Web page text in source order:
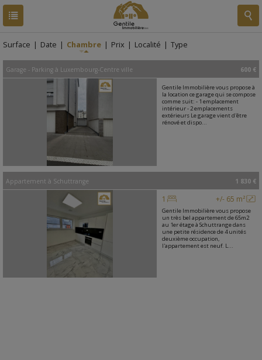
RESULTATS
Surface | Date | Chambre | Prix | Localité | Type
Garage - Parking à Luxembourg-Centre ville 600 €
Gentile Immobilière vous propose à
la location ce garage qui se compose
comme suit: - 1 emplacement
intérieur - 2 emplacements
extérieurs Le garage vient d'être
rénové et dispo...
Appartement à Schuttrange 1 830 €
+/- 65 m²
1
Gentile Immobilière vous propose
un très bel appartement de 65m2
au 1er étage à Schuttrange dans
une petite résidence de 4 unités
deuxième occupation,
l'appartement est neuf. L...